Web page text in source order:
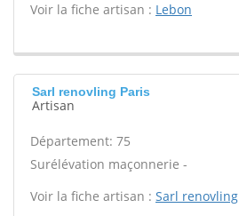
Voir la fiche artisan : Lebon
Sarl renovling Paris
Artisan
Département: 75
Surélévation maçonnerie -
Voir la fiche artisan : Sarl renovling